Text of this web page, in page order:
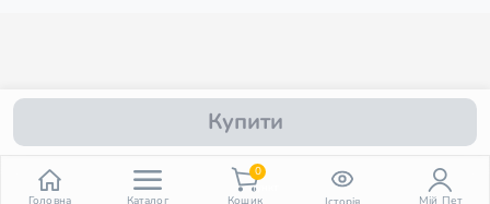
Головна Каталог
0
пункт
Кошик
Мій Пет
Купити